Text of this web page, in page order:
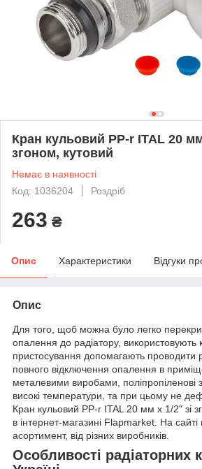
Кран кульовий PP-r ITAL 20
згоном, кутовий
Немає в наявності
Код: 1036204
Роздріб
263 ₴
Опис Характеристики Відгуки
Опис
Для того, щоб можна було легко
опалення до радіатору, використовують
пристосування допомагають проводити
повного відключення опалення в
металевими виробами, поліпропіленові
високі температури, та при цьому не
Кран кульовий PP-r ITAL 20 мм х 1/2" зі
в інтернет-магазині Flapmarket. На
асортимент, від різних виробників.
Особливості радіаторних